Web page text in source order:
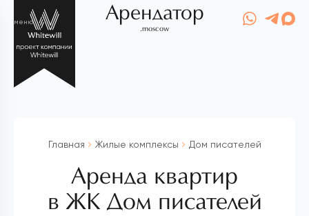
меню Арендатор
.moscow
Главная Жилые комплексы Дом писателей
Аренда квартир
в ЖК Дом писателей